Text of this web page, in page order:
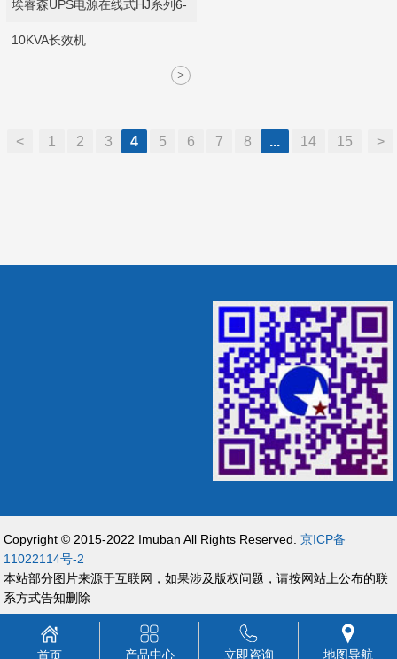
埃睿森UPS电源在线式HJ系列6-
10KVA长效机
>
< 1 2 3 4 5 6 7 8 ... 14 15 >
Copyright © 2015-2022 Imuban All Rights Reserved.京ICP备
11022114号-2
本站部分图片来源于互联网，如果涉及版权问题，请按网站上公布的联
系方式告知删除
首页 产品中心 立即咨询 地图导航